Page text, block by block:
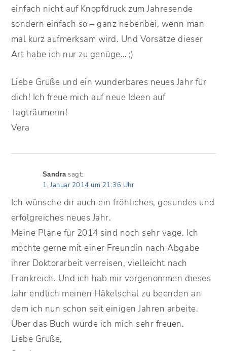
einfach nicht auf Knopfdruck zum Jahresende
sondern einfach so – ganz nebenbei, wenn man
mal kurz aufmerksam wird. Und Vorsätze dieser
Art habe ich nur zu genüge… ;)
Liebe Grüße und ein wunderbares neues Jahr für
dich! Ich freue mich auf neue Ideen auf
Tagträumerin!
Vera
Sandra sagt:
1. Januar 2014 um 21:36 Uhr
Ich wünsche dir auch ein fröhliches, gesundes und
erfolgreiches neues Jahr.
Meine Pläne für 2014 sind noch sehr vage. Ich
möchte gerne mit einer Freundin nach Abgabe
ihrer Doktorarbeit verreisen, vielleicht nach
Frankreich. Und ich hab mir vorgenommen dieses
Jahr endlich meinen Häkelschal zu beenden an
dem ich nun schon seit einigen Jahren arbeite.
Über das Buch würde ich mich sehr freuen.
Liebe Grüße,